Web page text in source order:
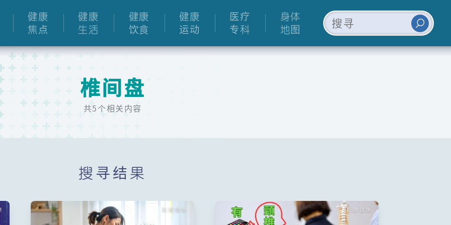
健康
焦点
健康
生活
健康
饮食
健康
运动
医疗
专科
身体
地图
椎间盘
共5个相关内容
搜寻结果